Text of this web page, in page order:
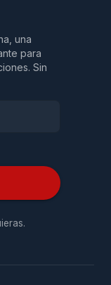
una
para
Sin